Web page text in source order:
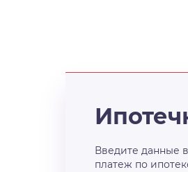
Введите данные
платеж по